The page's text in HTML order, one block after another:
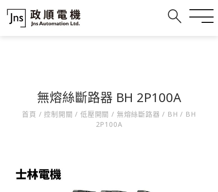
無熔絲斷路器 BH 2P100A
首頁 / 控制開關/ 低壓開關/ 無熔絲斷路器/ BH/ BH
2P100A